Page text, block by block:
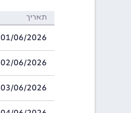
תאריך
01/06/2026
02/06/2026
03/06/2026